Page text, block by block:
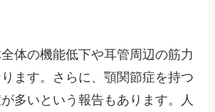
体の機能低下や耳管周辺の筋力
ます。さらに、顎関節症を持つ
多いという報告もあります。人